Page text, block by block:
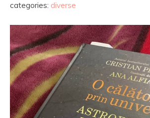
categories: diverse